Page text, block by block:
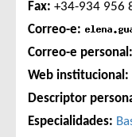
Fax: +34-934 956
Correo-e:
Correo-e personal:
Web institucional:
Descriptor
Especialidades: